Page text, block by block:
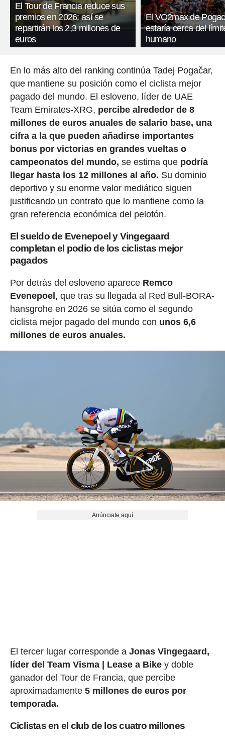
El Tour de Francia reduce sus
premios en 2026: así se
repartirán los 2,3 millones de
euros
El VO2max de
estaría cerca del
humano
En lo más alto del ranking continúa Tadej Pogačar,
que mantiene su posición como el ciclista mejor
pagado del mundo. El esloveno, líder de UAE
Team Emirates-XRG, percibe alrededor de 8
millones de euros anuales de salario base, una
cifra a la que pueden añadirse importantes
bonus por victorias en grandes vueltas o
campeonatos del mundo, se estima quepodría
llegar hasta los 12 millones al año. Su dominio
deportivo y su enorme valor mediático siguen
justificando un contrato que lo mantiene como la
gran referencia económica del pelotón.
El sueldo de Evenepoel y Vingegaard
completan el podio de los ciclistas mejor
pagados
Por detrás del esloveno aparece Remco
Evenepoel, que tras su llegada al Red Bull-BORA-
hansgrohe en 2026 se sitúa como el segundo
ciclista mejor pagado del mundo con unos 6,6
millones de euros anuales.
Anúnciate aquí
El tercer lugar corresponde a Jonas Vingegaard,
líder del Team Visma | Lease a Bikey doble
ganador del Tour de Francia, que percibe
aproximadamente 5 millones de euros por
temporada.
Ciclistas en el club de los cuatro millones